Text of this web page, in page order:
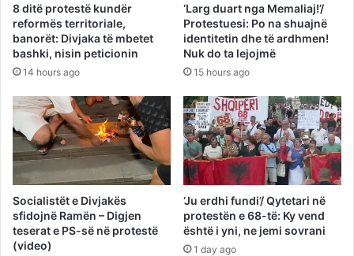
8 ditë protestë kundër
reformës territoriale,
banorët: Divjaka të mbetet
bashki, nisin peticionin
14 hours ago
‘Larg duart nga Memaliaj!’/
Protestuesi: Po na shuajnë
identitetin dhe të ardhmen!
Nuk do ta lejojmë
15 hours ago
Socialistët e Divjakës
sfidojnë Ramën – Digjen
teserat e PS-së në protestë
(video)
‘Ju erdhi fundi’/ Qytetari në
protestën e 68-të: Ky vend
është i yni, ne jemi sovrani
1 day ago